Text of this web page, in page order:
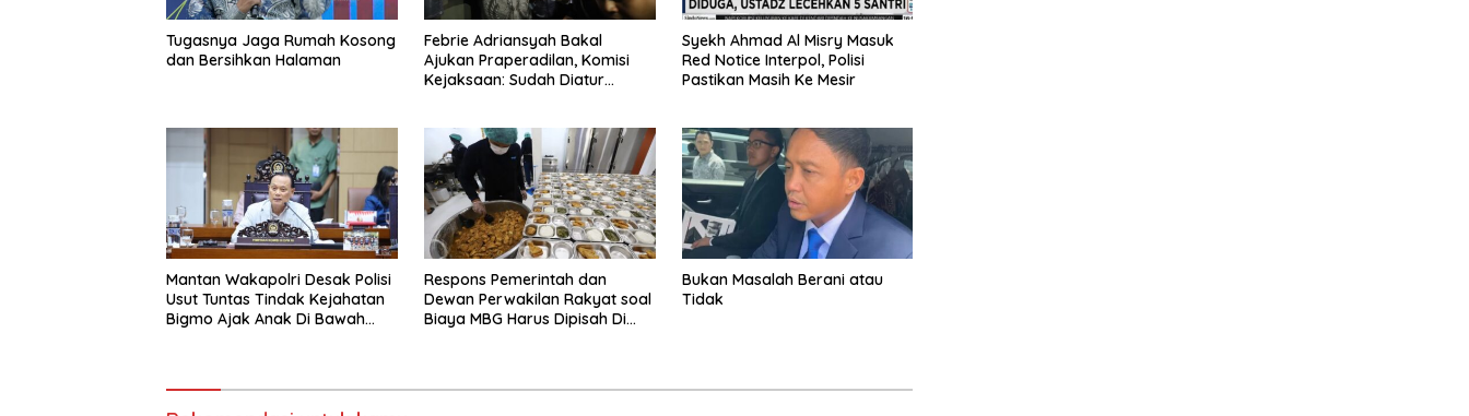
Tugasnya Jaga Rumah Kosong
dan Bersihkan Halaman
Febrie Adriansyah Bakal
Ajukan Praperadilan, Komisi
Kejaksaan: Sudah Diatur
Syekh Ahmad Al Misry Masuk
Red Notice Interpol, Polisi
Pastikan Masih Ke Mesir
Mantan Wakapolri Desak Polisi
Usut Tuntas Tindak Kejahatan
Bigmo Ajak Anak Di Bawah
Respons Pemerintah dan
Dewan Perwakilan Rakyat soal
Biaya MBG Harus Dipisah Di
Bukan Masalah Berani atau
Tidak